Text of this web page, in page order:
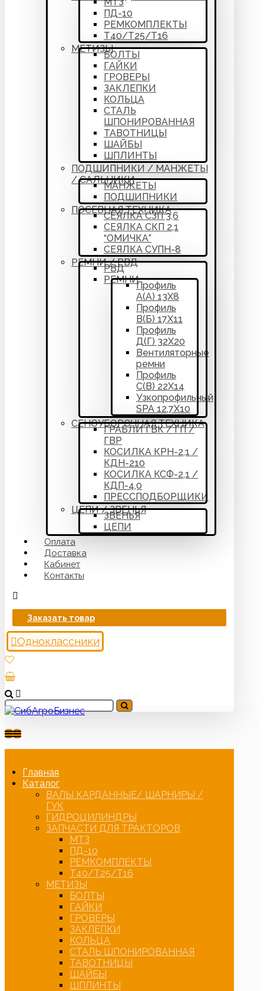
ПД-10
РЕМКОМПЛЕКТЫ
Т40/Т25/Т16
МЕТИЗЫ
БОЛТЫ
ГАЙКИ
ГРОВЕРЫ
ЗАКЛЕПКИ
КОЛЬЦА
СТАЛЬ
ШПОНИРОВАННАЯ
ТАВОТНИЦЫ
ШАЙБЫ
ШПЛИНТЫ
ПОДШИПНИКИ / МАНЖЕТЫ
/ САЛЬНИКИ
МАНЖЕТЫ
ПОДШИПНИКИ
ПОСЕВНАЯ ТЕХНИКА
СЕЯЛКА СЗП 3,6
СЕЯЛКА СКП 2,1
“ОМИЧКА”
СЕЯЛКА СУПН-8
РЕМНИ / РВД
РВД
РЕМНИ
Профиль
А(А) 13Х8
Профиль
В(Б) 17Х11
Профиль
Д(Г) 32Х20
Вентиляторные
ремни
Профиль
С(В) 22Х14
Узкопрофильный
SPA 12,7Х10
СЕНОУБОРОЧНАЯ ТЕХНИКА
ГРАБЛИ ГВК / ГП /
ГВР
КОСИЛКА КРН-2,1 /
КДН-210
КОСИЛКА КСФ-2,1 /
КДП-4,0
ПРЕССПОДБОРЩИКИ
ЦЕПИ / ЗВЕНЬЯ
ЗВЕНЬЯ
ЦЕПИ
Оплата
Доставка
Кабинет
Контакты
Заказать товар
Одноклассники
Главная
Каталог
ВАЛЫ КАРДАННЫЕ/ ШАРНИРЫ /
ГУК
ГИДРОЦИЛИНДРЫ
ЗАПЧАСТИ ДЛЯ ТРАКТОРОВ
МТЗ
ПД-10
РЕМКОМПЛЕКТЫ
Т40/Т25/Т16
МЕТИЗЫ
БОЛТЫ
ГАЙКИ
ГРОВЕРЫ
ЗАКЛЕПКИ
КОЛЬЦА
СТАЛЬ ШПОНИРОВАННАЯ
ТАВОТНИЦЫ
ШАЙБЫ
ШПЛИНТЫ